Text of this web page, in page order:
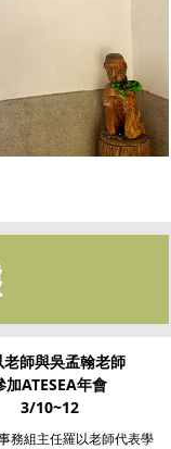
老師與吳孟翰老師
加ATESEA年會
3/10~12
務組主任羅以老師代表學